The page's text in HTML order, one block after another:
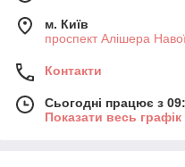
м. Київ
проспект Алішера
Контакти
Сьогодні працює з
Показати весь